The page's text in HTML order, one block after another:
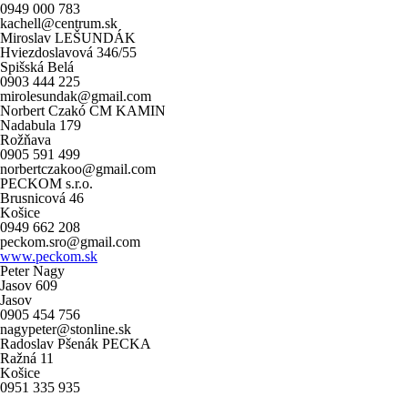
0949 000 783
kachell@centrum.sk
Miroslav LEŠUNDÁK
Hviezdoslavová 346/55
Spišská Belá
0903 444 225
mirolesundak@gmail.com
Norbert Czakó CM KAMIN
Nadabula 179
Rožňava
0905 591 499
norbertczakoo@gmail.com
PECKOM s.r.o.
Brusnicová 46
Košice
0949 662 208
peckom.sro@gmail.com
www.peckom.sk
Peter Nagy
Jasov 609
Jasov
0905 454 756
nagypeter@stonline.sk
Radoslav Pšenák PECKA
Ražná 11
Košice
0951 335 935